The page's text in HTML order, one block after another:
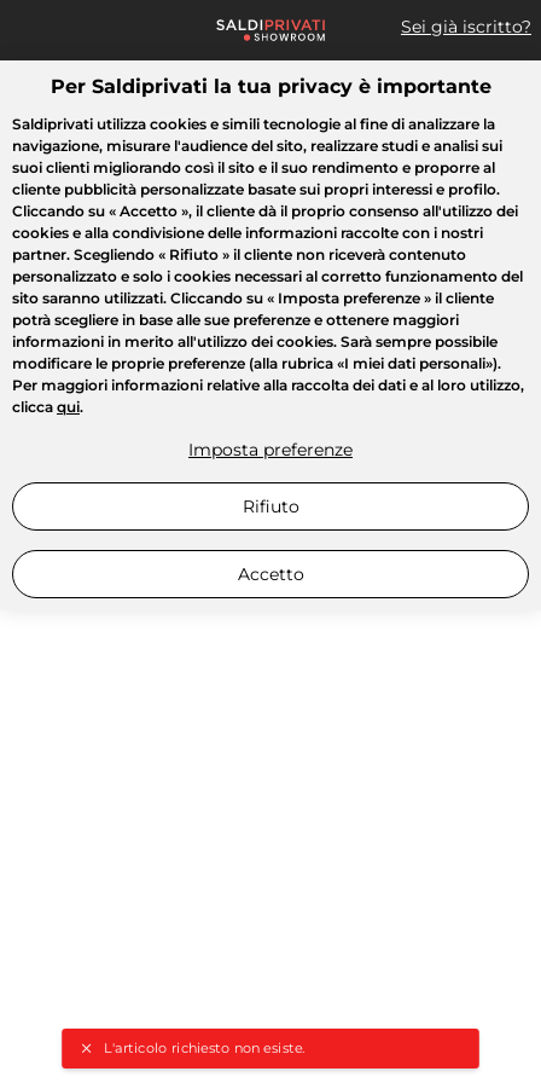
Sei già iscritto?
Cosa cerchi?
L'articolo richiesto non esiste.
Tutte le vendite Moda Casa Bellezza Elettrodomestici
Per Saldiprivati la tua privacy è importante
Saldiprivati utilizza cookies e simili tecnologie al fine di analizzare la
navigazione, misurare l'audience del sito, realizzare studi e analisi sui
suoi clienti migliorando così il sito e il suo rendimento e proporre al
cliente pubblicità personalizzate basate sui propri interessi e profilo.
Cliccando su « Accetto », il cliente dà il proprio consenso all'utilizzo dei
cookies e alla condivisione delle informazioni raccolte con i nostri
partner. Scegliendo « Rifiuto » il cliente non riceverà contenuto
personalizzato e solo i cookies necessari al corretto funzionamento del
sito saranno utilizzati. Cliccando su « Imposta preferenze » il cliente
potrà scegliere in base alle sue preferenze e ottenere maggiori
informazioni in merito all'utilizzo dei cookies. Sarà sempre possibile
modificare le proprie preferenze (alla rubrica «I miei dati personali»).
Per maggiori informazioni relative alla raccolta dei dati e al loro utilizzo,
clicca qui.
Imposta preferenze
Rifiuto
Accetto